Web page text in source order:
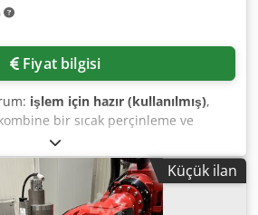
6 kA Dcjdpfjy Snn
Spezifikationen beachten Sie bitte
Dokumente. Das gesamte Setup wird
kein Einzelverkauf. Das
in der Slowakei erworben.
sind verfügbar. Transportbox
verfügt über ein offenes
möglich sind.
Informationen kontaktieren Sie
oder Telefon.
Fiyat bilgisi
işlem için hazır (kullanılmış),
bir sıcak perçinleme ve
Güç: 38 kW, kontrol: PLC,
kg. Dokümantasyon mevcuttur.
Dcodpfx Afozfp H Iehek
Küçük ilan